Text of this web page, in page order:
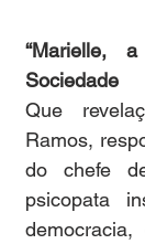
“Marielle,
Sociedade
Que
Ramos,
do chefe
psicopata